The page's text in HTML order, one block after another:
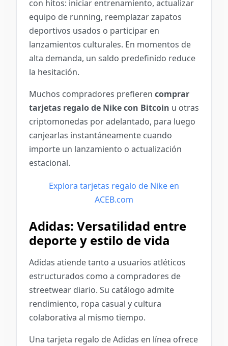
con hitos: iniciar entrenamiento, actualizar
equipo de running, reemplazar zapatos
deportivos usados o participar en
lanzamientos culturales. En momentos de
alta demanda, un saldo predefinido reduce
la hesitación.
Muchos compradores prefieren comprar
tarjetas regalo de Nike con Bitcoin u otras
criptomonedas por adelantado, para luego
canjearlas instantáneamente cuando
importe un lanzamiento o actualización
estacional.
Explora tarjetas regalo de Nike en
ACEB.com
Adidas: Versatilidad entre
deporte y estilo de vida
Adidas atiende tanto a usuarios atléticos
estructurados como a compradores de
streetwear diario. Su catálogo admite
rendimiento, ropa casual y cultura
colaborativa al mismo tiempo.
Una tarjeta regalo de Adidas en línea ofrece